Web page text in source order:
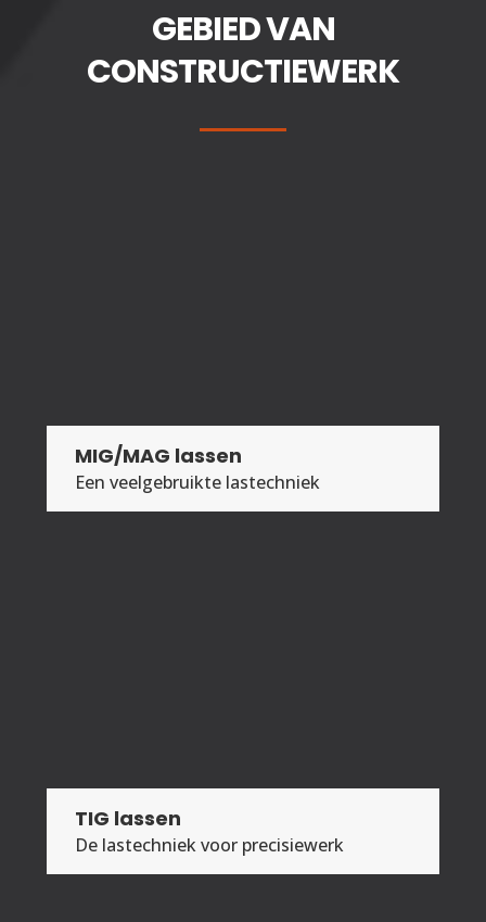
GEBIED VAN
CONSTRUCTIEWERK
MIG/MAG lassen
Een veelgebruikte lastechniek
TIG lassen
De lastechniek voor precisiewerk